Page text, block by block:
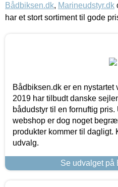
Bådbiksen.dk, Marineudstyr.dk
har et stort sortiment til gode
Bådbiksen.dk er en nystartet
2019 har tilbudt danske
bådudstyr til en fornuftig
webshop er dog noget
produkter kommer til dagligt.
udvalg.
Se udvalget på